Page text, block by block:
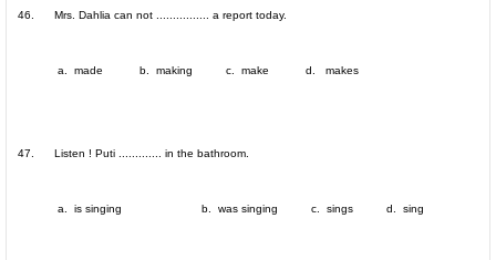
46. Mrs. Dahlia can not ................ a report today.
a. made b. making c. make d. makes
47. Listen ! Puti ............. in the bathroom.
a. is singing b. was singing c. sings d. sing